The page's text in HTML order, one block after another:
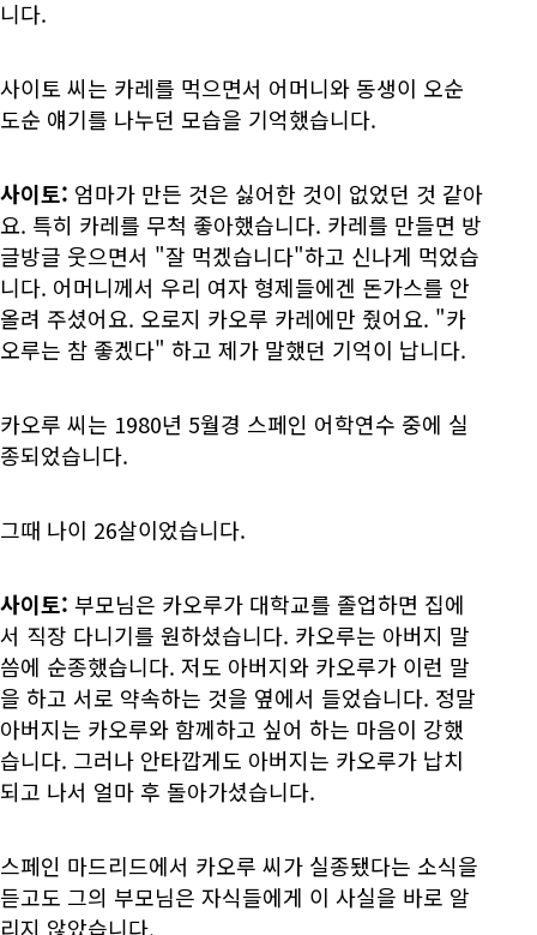
니다.
사이토 씨는 카레를 먹으면서 어머니와 동생이 오순
도순 얘기를 나누던 모습을 기억했습니다.
사이토: 엄마가 만든 것은 싫어한 것이 없었던 것 같아
요. 특히 카레를 무척 좋아했습니다. 카레를 만들면 방
글방글 웃으면서 "잘 먹겠습니다"하고 신나게 먹었습
니다. 어머니께서 우리 여자 형제들에겐 돈가스를 안
올려 주셨어요. 오로지 카오루 카레에만 줬어요. "카
오루는 참 좋겠다" 하고 제가 말했던 기억이 납니다.
카오루 씨는 1980년 5월경 스페인 어학연수 중에 실
종되었습니다.
그때 나이 26살이었습니다.
사이토: 부모님은 카오루가 대학교를 졸업하면 집에
서 직장 다니기를 원하셨습니다. 카오루는 아버지 말
씀에 순종했습니다. 저도 아버지와 카오루가 이런 말
을 하고 서로 약속하는 것을 옆에서 들었습니다. 정말
아버지는 카오루와 함께하고 싶어 하는 마음이 강했
습니다. 그러나 안타깝게도 아버지는 카오루가 납치
되고 나서 얼마 후 돌아가셨습니다.
스페인 마드리드에서 카오루 씨가 실종됐다는 소식을
듣고도 그의 부모님은 자식들에게 이 사실을 바로 알
리지 않았습니다.